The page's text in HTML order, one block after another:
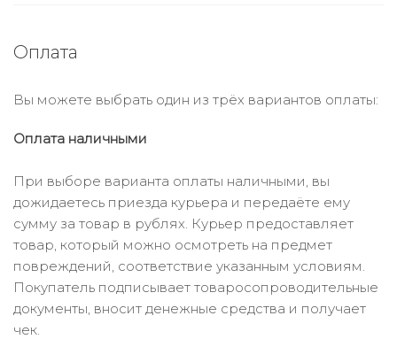
Оплата
Вы можете выбрать один из трёх вариантов оплаты:
Оплата наличными
При выборе варианта оплаты наличными, вы
дожидаетесь приезда курьера и передаёте ему
сумму за товар в рублях. Курьер предоставляет
товар, который можно осмотреть на предмет
повреждений, соответствие указанным условиям.
Покупатель подписывает товаросопроводительные
документы, вносит денежные средства и получает
чек.